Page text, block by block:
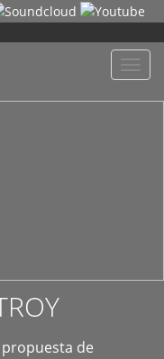
propuesta de